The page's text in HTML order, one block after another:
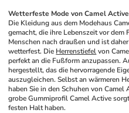
Wetterfeste Mode von Camel
Die Kleidung aus dem Modehaus
gemacht, die ihre Lebenszeit vor dem
Menschen nach draußen und ist
wetterfest. Die Herrenstiefel von
perfekt an die Fußform anzupassen.
hergestellt, das die hervorragende
auszugleichen. Selbst an wärmeren
haben Sie in den Schuhen von
grobe Gummiprofil Camel Active
festen Halt haben.